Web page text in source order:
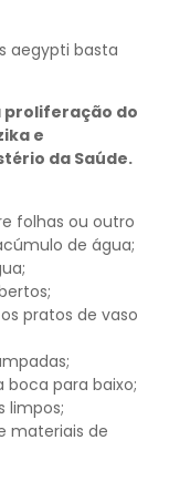
aegypti basta
proliferação do
e
da Saúde.
folhas ou outro
de água;
pratos de vaso
para baixo;
limpos;
materiais de